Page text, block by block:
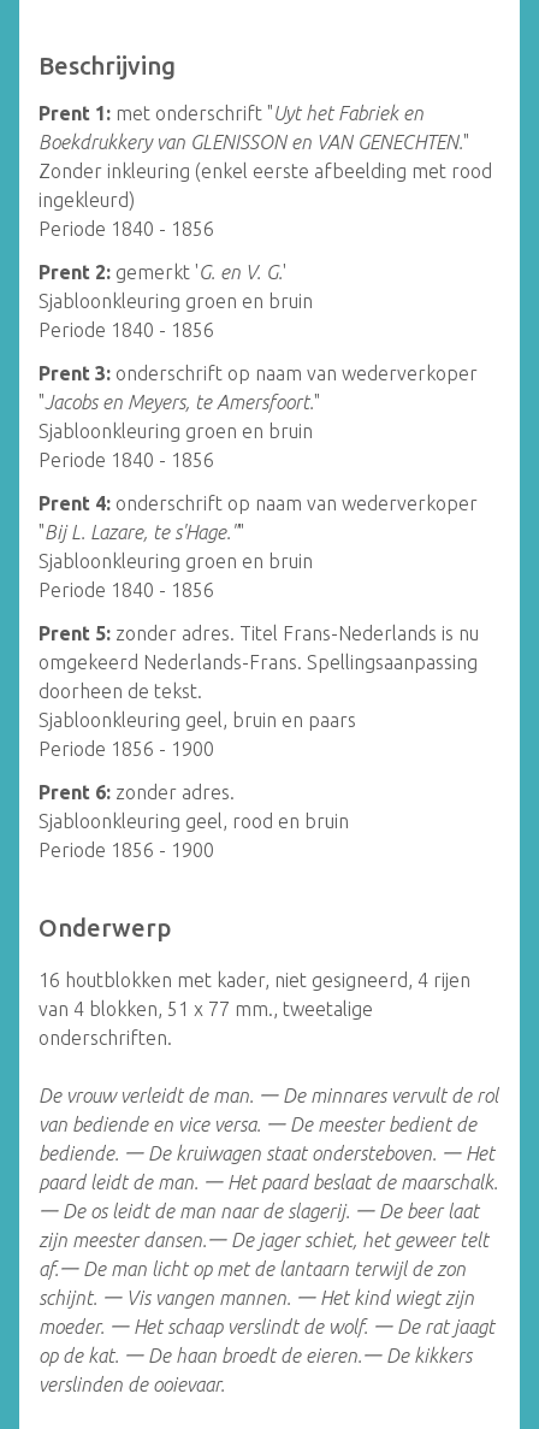
Beschrijving
Prent 1: met onderschrift "Uyt het Fabriek en
Boekdrukkery van GLENISSON en VAN GENECHTEN."
Zonder inkleuring (enkel eerste afbeelding met rood
ingekleurd)
Periode 1840 - 1856
Prent 2: gemerkt 'G. en V. G.'
Sjabloonkleuring groen en bruin
Periode 1840 - 1856
Prent 3: onderschrift op naam van wederverkoper
"Jacobs en Meyers, te Amersfoort."
Sjabloonkleuring groen en bruin
Periode 1840 - 1856
Prent 4: onderschrift op naam van wederverkoper
"Bij L. Lazare, te s'Hage.""
Sjabloonkleuring groen en bruin
Periode 1840 - 1856
Prent 5: zonder adres. Titel Frans-Nederlands is nu
omgekeerd Nederlands-Frans. Spellingsaanpassing
doorheen de tekst.
Sjabloonkleuring geel, bruin en paars
Periode 1856 - 1900
Prent 6: zonder adres.
Sjabloonkleuring geel, rood en bruin
Periode 1856 - 1900
Onderwerp
16 houtblokken met kader, niet gesigneerd, 4 rijen
van 4 blokken, 51 x 77 mm., tweetalige
onderschriften.
De vrouw verleidt de man. 一De minnares vervult de rol
van bediende en vice versa. 一De meester bedient de
bediende. 一De kruiwagen staat ondersteboven. 一Het
paard leidt de man. 一Het paard beslaat de maarschalk.
一 De os leidt de man naar de slagerij. 一De beer laat
zijn meester dansen.一De jager schiet, het geweer telt
af.一De man licht op met de lantaarn terwijl de zon
schijnt. 一Vis vangen mannen. 一Het kind wiegt zijn
moeder. 一Het schaap verslindt de wolf. 一De rat jaagt
op de kat. 一De haan broedt de eieren.一De kikkers
verslinden de ooievaar.